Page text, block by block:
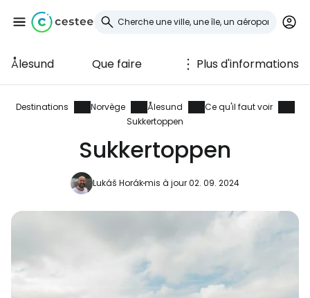
Ålesund Que faire Plus d'informations
Destinations Norvège Ålesund
Ce qu'il faut voir
Sukkertoppen
Sukkertoppen
Lukáš Horákmis à jour 02. 09. 2024
Se connecter à
Cestee
... la communauté mondiale des voyageurs
Continuer avec Google
Continuer avec Facebook